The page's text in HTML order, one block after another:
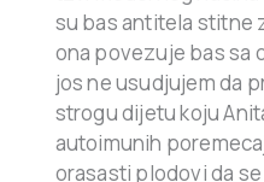
su bas antitela stitne
ona povezuje bas sa
jos ne usudjujem da
strogu dijetu koju
autoimunih
orasasti plodovi da